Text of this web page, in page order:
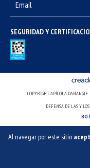
Al navegar por este sitio
SEGURIDAD Y
COPYRIGHT APÍCOLA
DEFENSA DE LAS Y